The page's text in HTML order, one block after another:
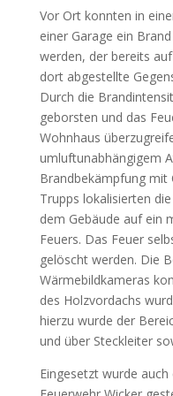
Vor Ort konnten in
einer Garage ein
werden, der bereits
dort abgestellte
Durch die
geborsten und das
Wohnhaus
umluftunabhängigem
Brandbekämpfung mit
Trupps lokalisierten
dem Gebäude auf ein
Feuers. Das Feuer
gelöscht werden. Die
Wärmebildkameras
des Holzvordachs
hierzu wurde der
und über Steckleiter
Eingesetzt wurde